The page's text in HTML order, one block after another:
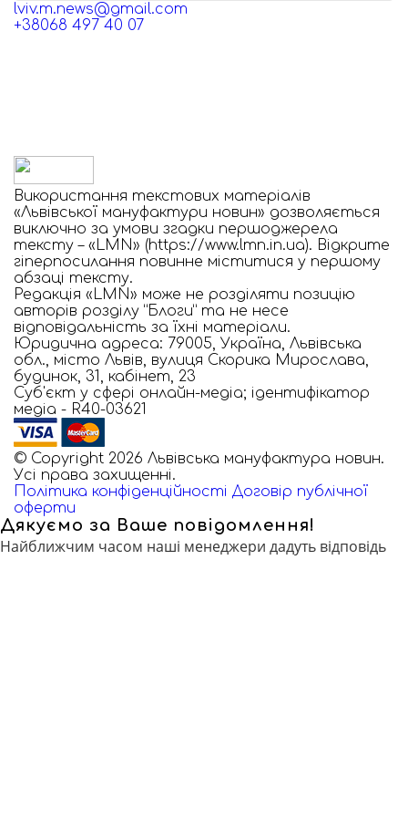
lviv.m.news@gmail.com
+38068 497 40 07
Використання текстових матеріалів
«Львівської мануфактури новин» дозволяється
виключно за умови згадки першоджерела
тексту – «LMN» (https://www.lmn.in.ua). Відкрите
гіперпосилання повинне міститися у першому
абзаці тексту.
Редакція «LMN» може не розділяти позицію
авторів розділу “Блоги” та не несе
відповідальність за їхні матеріали.
Юридична адреса: 79005, Україна, Львівська
обл., місто Львів, вулиця Скорика Мирослава,
будинок, 31, кабінет, 23
Cуб'єкт у сфері онлайн-медіа; ідентифікатор
медіа - R40-03621
© Copyright 2026 Львівська мануфактура новин.
Усі права захищенні.
Політика конфіденційності Договір публічної
оферти
Дякуємо за Ваше повідомлення!
Найближчим часом наші менеджери дадуть відповідь